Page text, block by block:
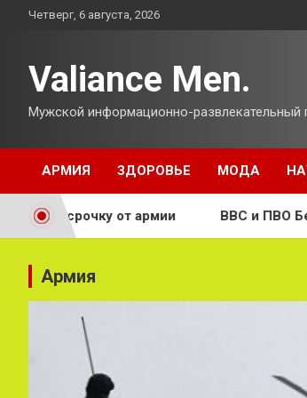
ПерейтиЧетверг, 6 августа, 2026
Valiance Men.
Мужской информационно-развлекательный
АРМИЯ ЗДОРОВЬЕ МОДА
от армии ВВС и ПВО Белоруссии
Армия